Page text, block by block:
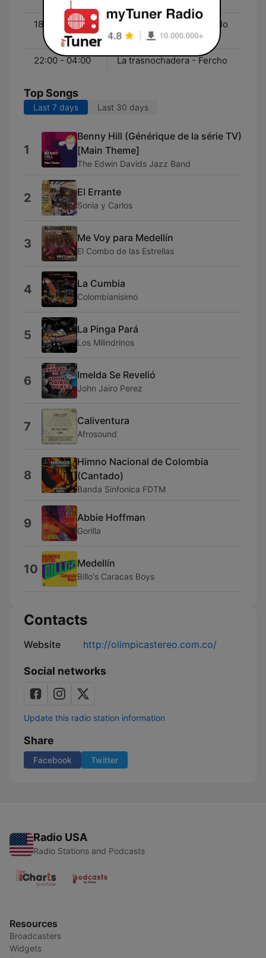
18:00 - 22:00
El bar de Olímpica - Danilo
Valencia, Don Ebrio
22:00 - 04:00 La trasnochadera - Fercho
Top Songs
Last 7 days Last 30 days
1
Benny Hill (Générique de la série TV)
[Main Theme]
The Edwin Davids Jazz Band
2 El Errante
Sonia y Carlos
3 Me Voy para Medellín
El Combo de las Estrellas
4 La Cumbia
Colombianisimo
5 La Pinga Pará
Los Milindrinos
6 Imelda Se Revelió
John Jairo Perez
7 Caliventura
Afrosound
8
Himno Nacional de Colombia
(Cantado)
Banda Sinfonica FDTM
9 Abbie Hoffman
Gorilla
10 Medellín
Billo's Caracas Boys
Contacts
Website http://olimpicastereo.com.co/
Social networks
Update this radio station information
Share
Facebook Twitter
Radio USA
Radio Stations and Podcasts
Resources
Broadcasters
Widgets